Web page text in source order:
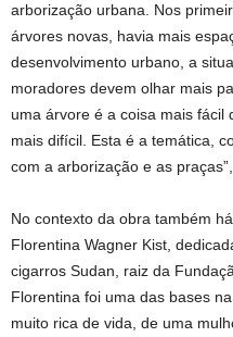
arborização urbana. Nos
árvores novas, havia mais
desenvolvimento urbano, a
moradores devem olhar mais
uma árvore é a coisa mais
mais difícil. Esta é a temática,
com a arborização e as
No contexto da obra também
Florentina Wagner Kist,
cigarros Sudan, raiz da
Florentina foi uma das bases
muito rica de vida, de uma